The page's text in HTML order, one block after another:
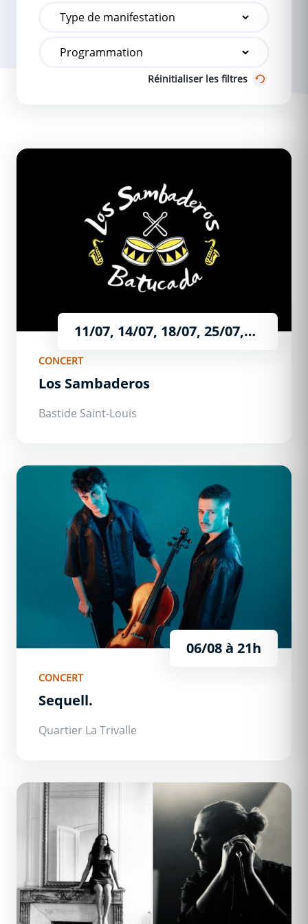
Réinitialiser les filtres
Los Sambaderos
11/07, 14/07, 18/07, 25/07,
CONCERT
Los Sambaderos
Bastide Saint-Louis
Sequell.
06/08à 21h
CONCERT
Sequell.
Quartier La Trivalle
Just Delayed